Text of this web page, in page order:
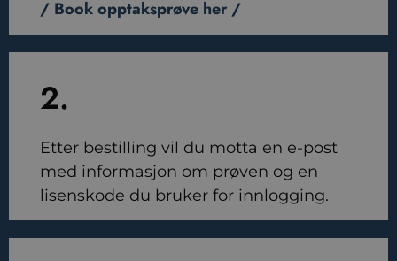
/ Book opptaksprøve her /
2.
Etter bestilling vil du motta en e-post
med informasjon om prøven og en
lisenskode du bruker for innlogging.